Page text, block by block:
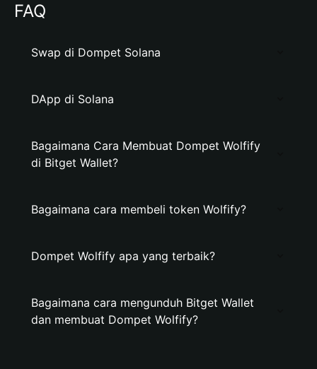
FAQ
Swap di Dompet Solana
DApp di Solana
Bagaimana Cara Membuat Dompet Wolfify
di Bitget Wallet?
Bagaimana cara membeli token Wolfify?
Dompet Wolfify apa yang terbaik?
Bagaimana cara mengunduh Bitget Wallet
dan membuat Dompet Wolfify?